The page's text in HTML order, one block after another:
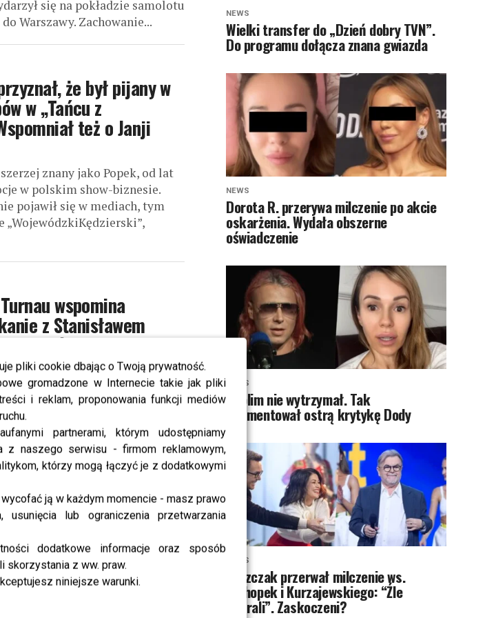
pliki cookie dbając o Twoją prywatność.
gromadzone w Internecie takie jak pliki
i reklam, proponowania funkcji mediów
partnerami, którym udostępniamy
z naszego serwisu - firmom reklamowym,
którzy mogą łączyć je z dodatkowymi
ją w każdym momencie - masz prawo
usunięcia lub ograniczenia przetwarzania
dodatkowe informacje oraz sposób
skorzystania z ww. praw.
niniejsze warunki.
się na pokładzie samolotu
Warszawy. Zachowanie...
że był pijany w
w „Tańcu z
też o Janji
znany jako Popek, od lat
w polskim show-biznesie.
pojawił się w mediach, tym
„WojewódzkiKędzierski”,
wspomina
z Stanisławem
jego śmiercią
głosów polskiej muzyki,
poruszały najgłębsze
odszedł nagle, tuż przed
występem w Operze Leśnej.
reaguje na wieści o
Cała
relacji z pogodynką TVN
i Kuby Wojewódzkiego
NEWS
Wielki transfer do „Dzień dobry TVN”.
Do programu dołącza znana gwiazda
NEWS
Dorota R. przerywa milczenie po akcie
oskarżenia. Wydała obszerne
oświadczenie
NEWS
Skolim nie wytrzymał. Tak
skomentował ostrą krytykę Dody
NEWS
Miszczak przerwał milczenie ws.
Cichopek i Kurzajewskiego: “Źle
wybrali”. Zaskoczeni?